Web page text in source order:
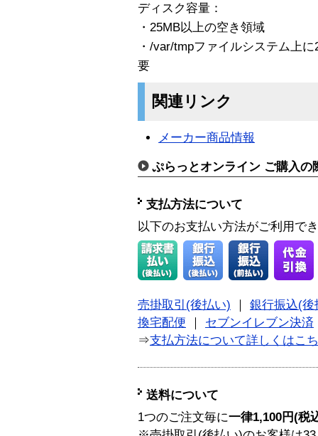
ディスク容量：
・25MB以上の空き領域
・/var/tmpファイルシステム上
要
関連リンク
メーカー商品情報
ぷらっとオンライン ご購入の
支払方法について
以下のお支払い方法がご利用で
売掛取引(後払い)
銀行振込(後
換宅配便
セブンイレブン決済
⇒支払方法について詳しくはこ
送料について
1つのご注文毎に一律1,100円(税